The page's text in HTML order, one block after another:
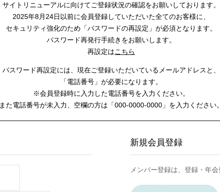
サイトリニューアルに向けてご登録状況の確認をお願いしております。
2025年8月24日以前に会員登録していただいた全てのお客様に、
セキュリティ強化のため「パスワードの再設定」が必須となります。
パスワード再発行手続きをお願いします。
再設定はこちら
パスワード再設定には、 現在ご登録いただいているメールアドレスと、
「電話番号」が必要になります。
※会員登録時に入力した電話番号を入力ください。
また電話番号が未入力、空欄の方は 「000-0000-0000」を入力ください。
新規会員登録
メンバー登録は、登録・年会